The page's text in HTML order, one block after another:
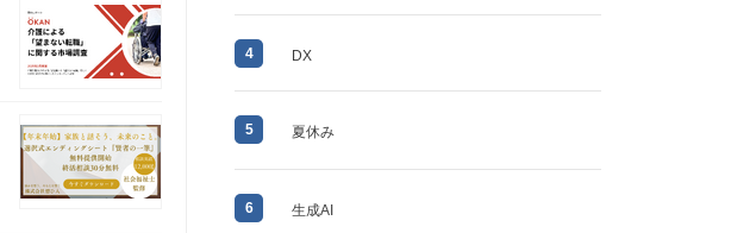
4 DX
5 夏休み
6 生成AI